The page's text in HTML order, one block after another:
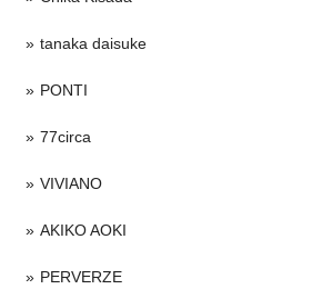
tanaka daisuke
PONTI
77circa
VIVIANO
AKIKO AOKI
PERVERZE